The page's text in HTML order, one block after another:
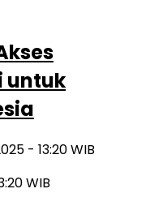
untuk
- 13:20 WIB
WIB